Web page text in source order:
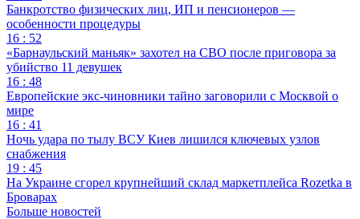
Банкротство физических лиц, ИП и пенсионеров —
особенности процедуры
16 : 52
«Барнаульский маньяк» захотел на СВО после приговора за
убийство 11 девушек
16 : 48
Европейские экс-чиновники тайно заговорили с Москвой о
мире
16 : 41
Ночь удара по тылу ВСУ Киев лишился ключевых узлов
снабжения
19 : 45
На Украине сгорел крупнейший склад маркетплейса Rozetka в
Броварах
Больше новостей